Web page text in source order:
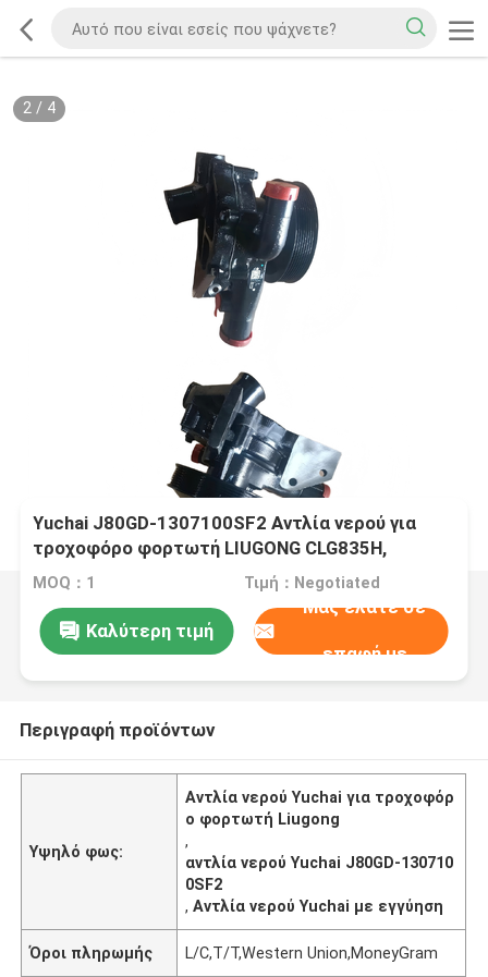
2/ 4
Yuchai J80GD-1307100SF2 Αντλία νερού για
τροχοφόρο φορτωτή LIUGONG CLG835H,
CLG836, CLG842 CLG855N, CLG856H Roadroller
SDLG RS8140, RS81160 XS140, RS81160 XS1
MOQ：1 Τιμή：Negotiated
Καλύτερη τιμή
Μας ελάτε σε
επαφή με
Περιγραφή προϊόντων
Υψηλό φως:
Αντλία νερού Yuchai για τροχοφόρ
ο φορτωτή Liugong
,
αντλία νερού Yuchai J80GD-130710
0SF2
,Αντλία νερού Yuchai με εγγύηση
Όροι πληρωμής L/C,T/T,Western Union,MoneyGram